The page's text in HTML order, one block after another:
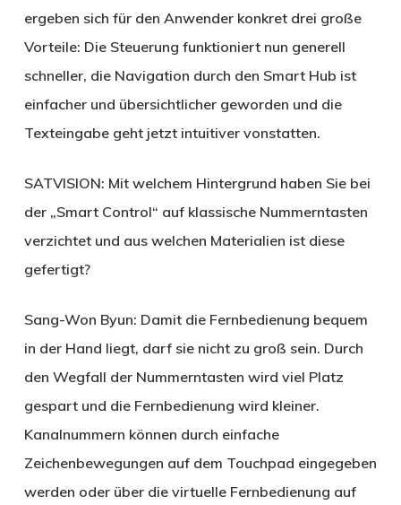
ergeben sich für den Anwender konkret drei große
Vorteile: Die Steuerung funktioniert nun generell
schneller, die Navigation durch den Smart Hub ist
einfacher und übersichtlicher geworden und die
Texteingabe geht jetzt intuitiver vonstatten.
SATVISION: Mit welchem Hintergrund haben Sie bei
der „Smart Control“ auf klassische Nummerntasten
verzichtet und aus welchen Materialien ist diese
gefertigt?
Sang-Won Byun: Damit die Fernbedienung bequem
in der Hand liegt, darf sie nicht zu groß sein. Durch
den Wegfall der Nummerntasten wird viel Platz
gespart und die Fernbedienung wird kleiner.
Kanalnummern können durch einfache
Zeichenbewegungen auf dem Touchpad eingegeben
werden oder über die virtuelle Fernbedienung auf